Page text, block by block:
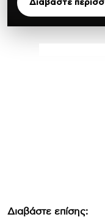
Διαβάστε
Διαβάστε επίσης: